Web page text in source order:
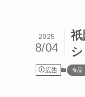
2025
8/04
広告 食品